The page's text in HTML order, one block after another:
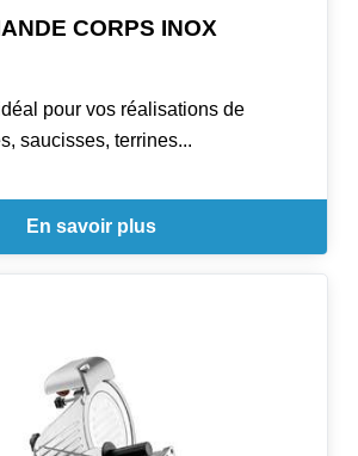
CORPS INOX
pour vos réalisations de
saucisses, terrines...
hacher toutes sortes de viandes y
difficiles.
ø 8 mm)
à saucisse disponible en option, à
grille spéciale avec trous de Ø20
En savoir plus